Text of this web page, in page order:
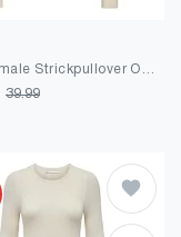
39.99